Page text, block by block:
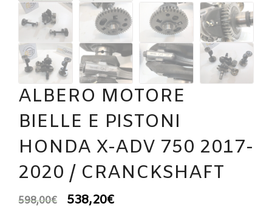
Carrello
Contatti
ALBERO MOTORE
BIELLE E PISTONI
HONDA X-ADV 750 2017-
2020 / CRANCKSHAFT
598,00€ 538,20€